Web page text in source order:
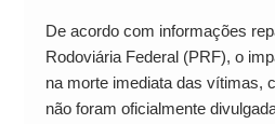
De acordo com informações
Rodoviária Federal (PRF), o
na morte imediata das vítimas,
não foram oficialmente